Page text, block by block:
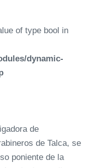
of type bool in
dynamic-
de
de Talca, se
poniente de la